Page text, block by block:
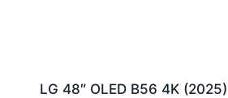
LG 48″ OLED B56 4K